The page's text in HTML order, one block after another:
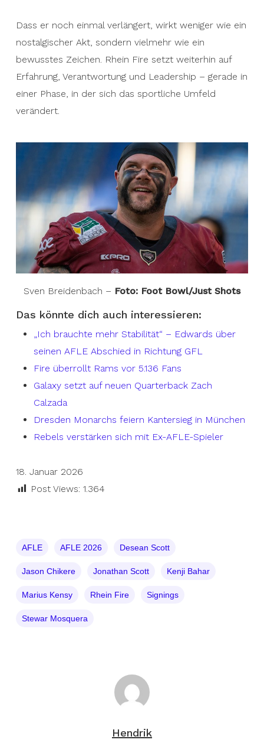
Dass er noch einmal verlängert, wirkt weniger wie ein
nostalgischer Akt, sondern vielmehr wie ein
bewusstes Zeichen. Rhein Fire setzt weiterhin auf
Erfahrung, Verantwortung und Leadership – gerade in
einer Phase, in der sich das sportliche Umfeld
verändert.
Sven Breidenbach – Foto: Foot Bowl/Just Shots
Das könnte dich auch interessieren:
„Ich brauchte mehr Stabilität“ – Edwards über
seinen AFLE Abschied in Richtung GFL
Fire überrollt Rams vor 5.136 Fans
Galaxy setzt auf neuen Quarterback Zach
Calzada
Dresden Monarchs feiern Kantersieg in München
Rebels verstärken sich mit Ex-AFLE-Spieler
18. Januar 2026
Post Views: 1.364
AFLE AFLE 2026 Desean Scott
Jason Chikere Jonathan Scott Kenji Bahar
Marius Kensy Rhein Fire Signings
Stewar Mosquera
Hendrik